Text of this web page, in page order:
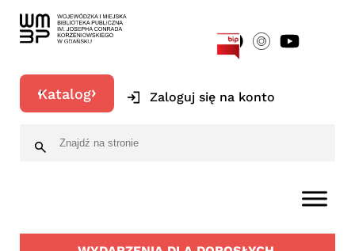
Katalog Zaloguj się na konto